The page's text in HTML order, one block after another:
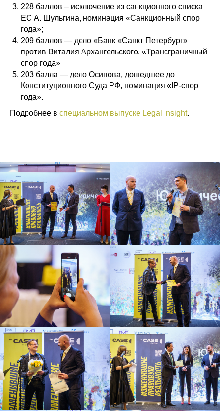
228 баллов – исключение из санкционного списка
ЕС А. Шульгина, номинация «Санкционный спор
года»;
209 баллов — дело «Банк «Санкт Петербург»
против Виталия Архангельского, «Трансграничный
спор года»
203 балла — дело Осипова, дошедшее до
Конституционного Суда РФ, номинация «IP-спор
года».
Подробнее в специальном выпуске Legal Insight.